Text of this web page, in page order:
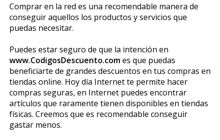
Comprar en la red es una recomendable manera de
conseguir aquellos los productos y servicios que
puedas necesitar.
Puedes estar seguro de que la intención en
www.CodigosDescuento.comes que puedas
beneficiarte de grandes descuentos en tus compras en
tiendas online. Hoy día Internet te permite hacer
compras seguras, en Internet puedes encontrar
artículos que raramente tienen disponibles en tiendas
físicas. Creemos que es recomendable conseguir
gastar menos.